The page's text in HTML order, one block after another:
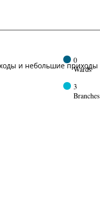
и небольшие приходы
0
Wards
3
Branches